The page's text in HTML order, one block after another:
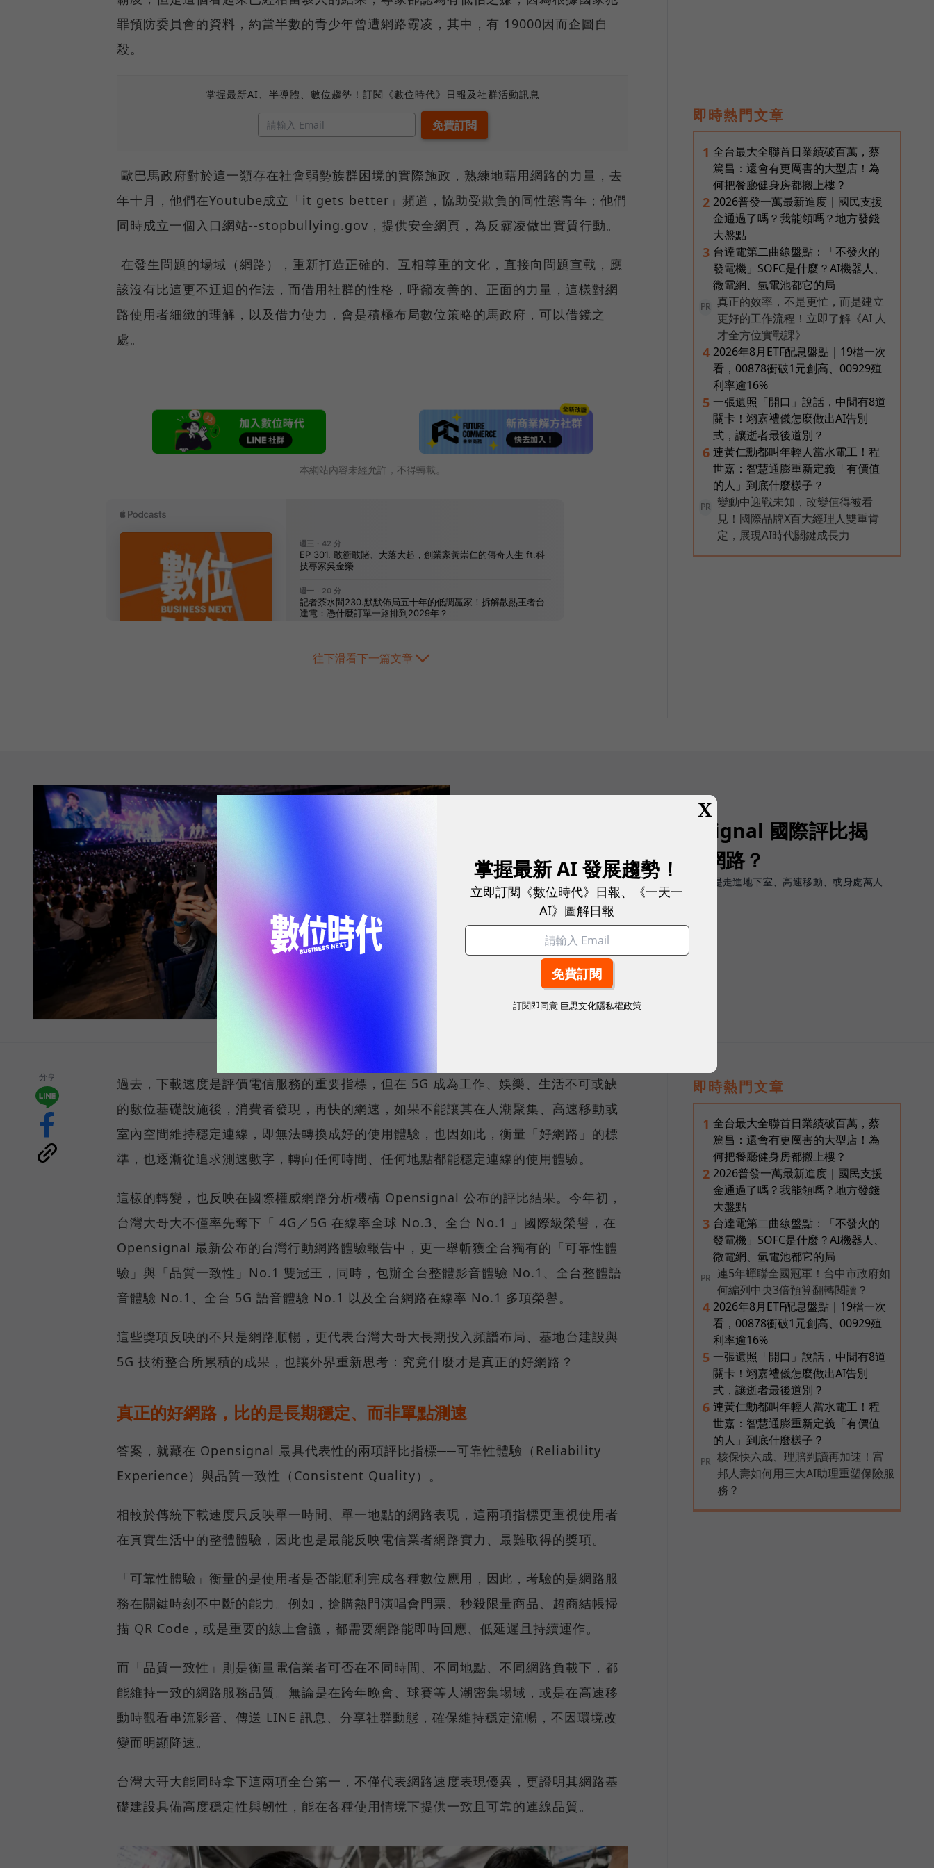
罪預防委員會的資料，約當半數的青少年曾遭網路霸凌，其中，有 19000因而企圖自
殺。
掌握最新AI、半導體、數位趨勢！訂閱《數位時代》日報及社群活動訊息
歐巴馬政府對於這一類存在社會弱勢族群困境的實際施政，熟練地藉用網路的力量，去
年十月，他們在Youtube成立「it gets better」頻道，協助受欺負的同性戀青年；他們
同時成立一個入口網站--stopbullying.gov，提供安全網頁，為反霸凌做出實質行動。
在發生問題的場域（網路），重新打造正確的、互相尊重的文化，直接向問題宣戰，應
該沒有比這更不迂迴的作法，而借用社群的性格，呼籲友善的、正面的力量，這樣對網
路使用者細緻的理解，以及借力使力，會是積極布局數位策略的馬政府，可以借鏡之
處。
本網站內容未經允許，不得轉載。
往下滑看下一篇文章
即時熱門文章
1 全台最大全聯首日業績破百萬，蔡
篤昌：還會有更厲害的大型店！為
何把餐廳健身房都搬上樓？
2 2026普發一萬最新進度｜國民支援
金通過了嗎？我能領嗎？地方發錢
大盤點
3 台達電第二曲線盤點：「不發火的
發電機」SOFC是什麼？AI機器人、
微電網、氫電池都它的局
PR
真正的效率，不是更忙，而是建立
更好的工作流程！立即了解《AI 人
才全方位實戰課》
4 2026年8月ETF配息盤點｜19檔一次
看，00878衝破1元創高、00929殖
利率逾16%
5 一張遺照「開口」說話，中間有8道
關卡！翊嘉禮儀怎麼做出AI告別
式，讓逝者最後道別？
6 連黃仁勳都叫年輕人當水電工！程
世嘉：智慧通膨重新定義「有價值
的人」到底什麼樣子？
PR
變動中迎戰未知，改變值得被看
見！國際品牌X百大經理人雙重肯
定，展現AI時代關鍵成長力
告別「極速迷思」！Opensignal 國際評比揭
密：什麼才是 5G 時代的好網路？
真正好用的網路服務，不是測速軟體上的瞬間峰值，而是走進地下室、高速移動、或身處萬人
演唱會時，網路連線依然穩定、順暢且不中斷。
sponsored by
台灣大哥大
分享
過去，下載速度是評價電信服務的重要指標，但在 5G 成為工作、娛樂、生活不可或缺
的數位基礎設施後，消費者發現，再快的網速，如果不能讓其在人潮聚集、高速移動或
室內空間維持穩定連線，即無法轉換成好的使用體驗，也因如此，衡量「好網路」的標
準，也逐漸從追求測速數字，轉向任何時間、任何地點都能穩定連線的使用體驗。
這樣的轉變，也反映在國際權威網路分析機構 Opensignal 公布的評比結果。今年初，
台灣大哥大不僅率先奪下「 4G／5G 在線率全球 No.3、全台 No.1 」國際級榮譽，在
Opensignal 最新公布的台灣行動網路體驗報告中，更一舉斬獲全台獨有的「可靠性體
驗」與「品質一致性」No.1 雙冠王，同時，包辦全台整體影音體驗 No.1、全台整體語
音體驗 No.1、全台 5G 語音體驗 No.1 以及全台網路在線率 No.1 多項榮譽。
這些獎項反映的不只是網路順暢，更代表台灣大哥大長期投入頻譜布局、基地台建設與
5G 技術整合所累積的成果，也讓外界重新思考：究竟什麼才是真正的好網路？
真正的好網路，比的是長期穩定、而非單點測速
答案，就藏在 Opensignal 最具代表性的兩項評比指標──可靠性體驗（Reliability
Experience）與品質一致性（Consistent Quality）。
相較於傳統下載速度只反映單一時間、單一地點的網路表現，這兩項指標更重視使用者
在真實生活中的整體體驗，因此也是最能反映電信業者網路實力、最難取得的獎項。
「可靠性體驗」衡量的是使用者是否能順利完成各種數位應用，因此，考驗的是網路服
務在關鍵時刻不中斷的能力。例如，搶購熱門演唱會門票、秒殺限量商品、超商結帳掃
描 QR Code，或是重要的線上會議，都需要網路能即時回應、低延遲且持續運作。
而「品質一致性」則是衡量電信業者可否在不同時間、不同地點、不同網路負載下，都
能維持一致的網路服務品質。無論是在跨年晚會、球賽等人潮密集場域，或是在高速移
動時觀看串流影音、傳送 LINE 訊息、分享社群動態，確保維持穩定流暢，不因環境改
變而明顯降速。
台灣大哥大能同時拿下這兩項全台第一，不僅代表網路速度表現優異，更證明其網路基
礎建設具備高度穩定性與韌性，能在各種使用情境下提供一致且可靠的連線品質。
即時熱門文章
1 全台最大全聯首日業績破百萬，蔡
篤昌：還會有更厲害的大型店！為
何把餐廳健身房都搬上樓？
2 2026普發一萬最新進度｜國民支援
金通過了嗎？我能領嗎？地方發錢
大盤點
3 台達電第二曲線盤點：「不發火的
發電機」SOFC是什麼？AI機器人、
微電網、氫電池都它的局
PR
連5年蟬聯全國冠軍！台中市政府如
何編列中央3倍預算翻轉閱讀？
4 2026年8月ETF配息盤點｜19檔一次
看，00878衝破1元創高、00929殖
利率逾16%
5 一張遺照「開口」說話，中間有8道
關卡！翊嘉禮儀怎麼做出AI告別
式，讓逝者最後道別？
6 連黃仁勳都叫年輕人當水電工！程
世嘉：智慧通膨重新定義「有價值
的人」到底什麼樣子？
PR
核保快六成、理賠判讀再加速！富
邦人壽如何用三大AI助理重塑保險服
務？
X
掌握最新 AI 發展趨勢！
立即訂閱《數位時代》日報、《一天一
AI》圖解日報
訂閱即同意 巨思文化隱私權政策